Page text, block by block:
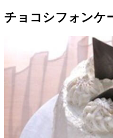
チョコシフォンケ